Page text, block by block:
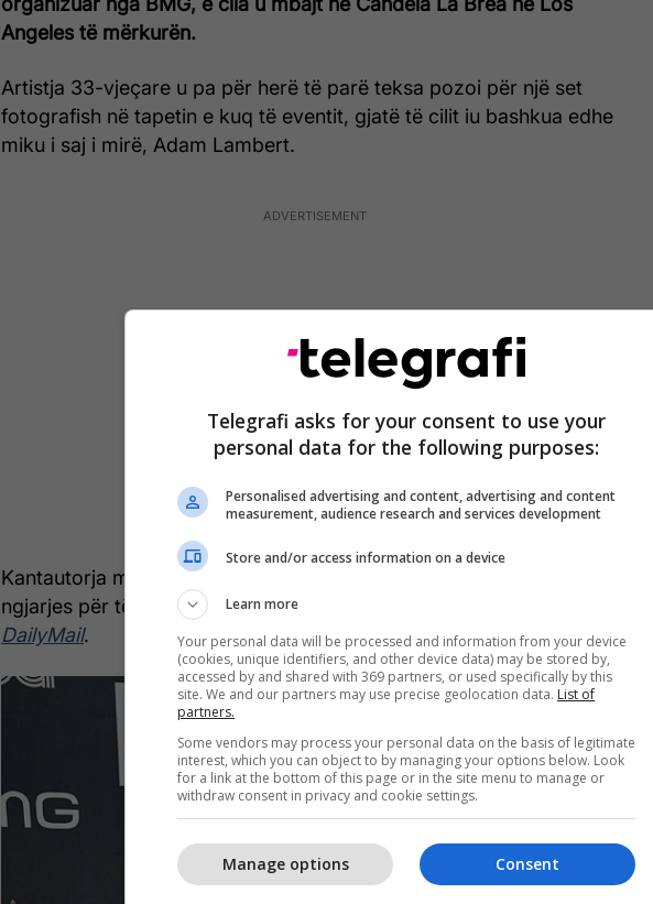
Angeles të mërkurën.
Artistja 33-vjeçare u pa për herë të parë teksa pozoi për një set
fotografish në tapetin e kuq të eventit, gjatë të cilit iu bashkua edhe
miku i saj i mirë, Adam Lambert.
Kantautorja me origjinë shqiptare u ngjit në skenën kryesore të
ngjarjes për të performuar për të pranishmit e tjerë, shkruan
DailyMail.
Telegrafi asks for your consent to use your
personal data for the following purposes:
Personalised advertising and content, advertising and content
measurement, audience research and services development
Store and/or access information on a device
Learn more
Your personal data will be processed and information from your device
(cookies, unique identifiers, and other device data) may be stored by,
accessed by and shared with 369 partners, or used specifically by this
site. We and our partners may use precise geolocation data. List of
partners.
Some vendors may process your personal data on the basis of legitimate
interest, which you can object to by managing your options below. Look
for a link at the bottom of this page or in the site menu to manage or
withdraw consent in privacy and cookie settings.
Consent
Manage options